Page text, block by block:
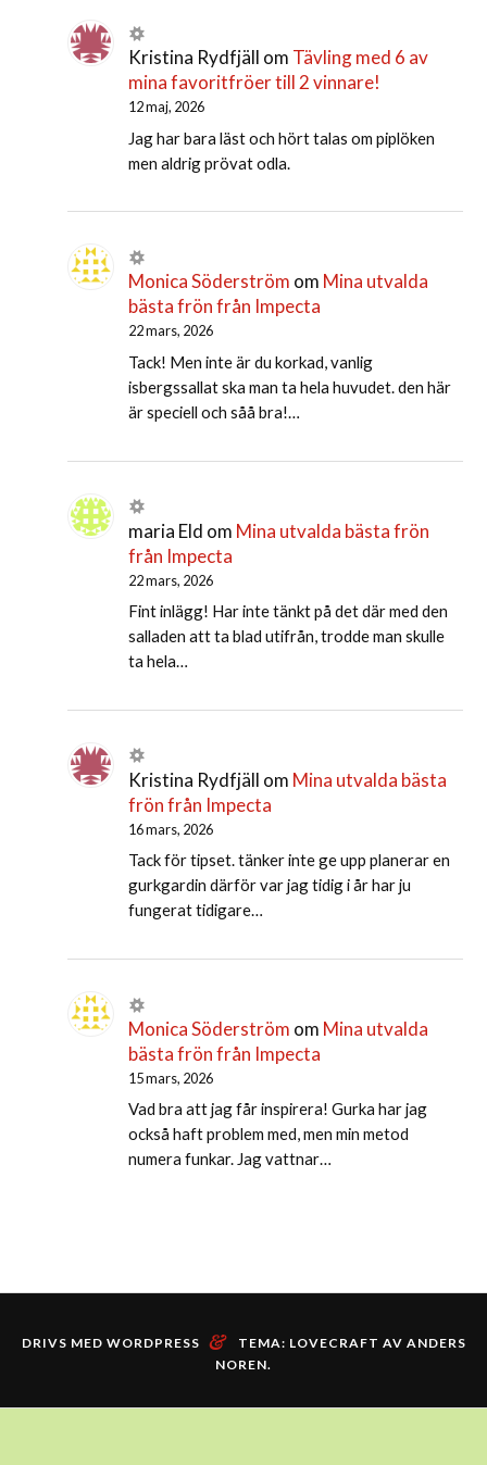
Kristina Rydfjäll om Tävling med 6 av
mina favoritfröer till 2 vinnare!
12 maj, 2026
Jag har bara läst och hört talas om piplöken
men aldrig prövat odla.
Monica Söderström om Mina utvalda
bästa frön från Impecta
22 mars, 2026
Tack! Men inte är du korkad, vanlig
isbergssallat ska man ta hela huvudet. den här
är speciell och såå bra!…
maria Eld om Mina utvalda bästa frön
från Impecta
22 mars, 2026
Fint inlägg! Har inte tänkt på det där med den
salladen att ta blad utifrån, trodde man skulle
ta hela…
Kristina Rydfjäll om Mina utvalda bästa
frön från Impecta
16 mars, 2026
Tack för tipset. tänker inte ge upp planerar en
gurkgardin därför var jag tidig i år har ju
fungerat tidigare…
Monica Söderström om Mina utvalda
bästa frön från Impecta
15 mars, 2026
Vad bra att jag får inspirera! Gurka har jag
också haft problem med, men min metod
numera funkar. Jag vattnar…
DRIVS MED WORDPRESS & TEMA: LOVECRAFT AV ANDERS
NOREN.